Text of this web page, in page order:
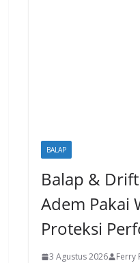
BALAP
Balap &
Adem Pakai
Proteksi
3 Agustus 2026 Ferry